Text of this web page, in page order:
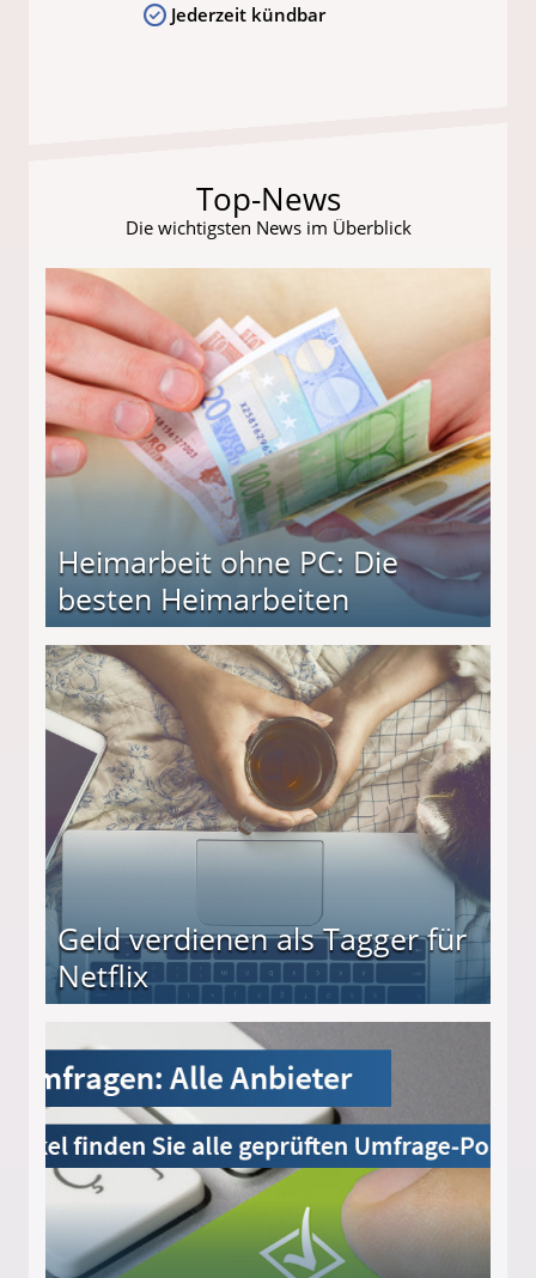
Jederzeit kündbar
Top-News
Die wichtigsten News im Überblick
Heimarbeit ohne PC: Die
besten Heimarbeiten
Geld verdienen als Tagger für
Netflix